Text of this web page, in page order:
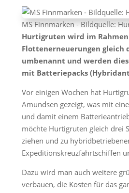
MS Finnmarken - Bildquelle:
Hurtigruten wird im
Flottenerneuerungen gleich
umbenannt und werden
mit Batteriepacks
Vor einigen Wochen hat
Amundsen gezeigt, was mit
und damit einem
möchte Hurtigruten gleich drei
ziehen und zu
Expeditionskreuzfahrtschiffen
Dazu wird man auch weitere
verbauen, die Kosten für das